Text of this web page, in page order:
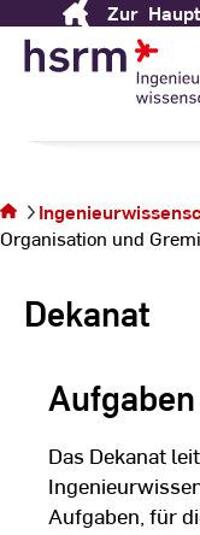
Content
Zur
Wir sehen uns auf
Seite
Organisation
Organisation und
Dekanat
Das Dekanat
Aufgaben, für